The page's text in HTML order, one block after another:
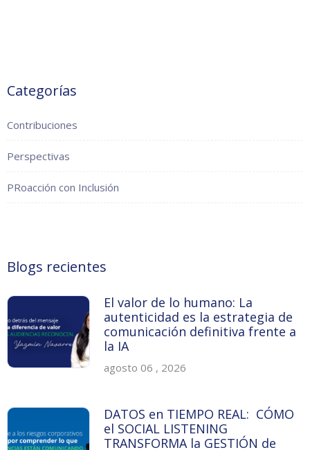
Categorías
Contribuciones
Perspectivas
PRoacción con Inclusión
Blogs recientes
El valor de lo humano: La
autenticidad es la estrategia de
comunicación definitiva frente a
la IA
agosto 06 , 2026
DATOS en TIEMPO REAL: CÓMO
el SOCIAL LISTENING
TRANSFORMA la GESTIÓN de